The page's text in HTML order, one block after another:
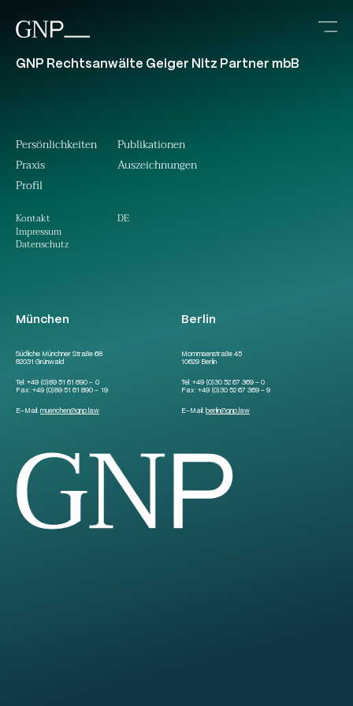
GNP Rechtsanwälte Geiger Nitz Partner mbB
München
Südliche Münchner Straße 68
82031 Grünwald
Tel:+49 (0)89 51 61 890 – 0
Fax:+49 (0)89 51 61 890 – 19
E-Mail:muenchen@gnp.law
Berlin
Mommsenstraße 45
10629 Berlin
Tel: +49 (0)30 52 67 369 – 0
Fax: +49 (0)30 52 67 369 – 9
E-Mail: berlin@gnp.law
Persönlichkeiten
Praxis
Profil
Kontakt
Impressum
Datenschutz
Publikationen
Auszeichnungen
DE